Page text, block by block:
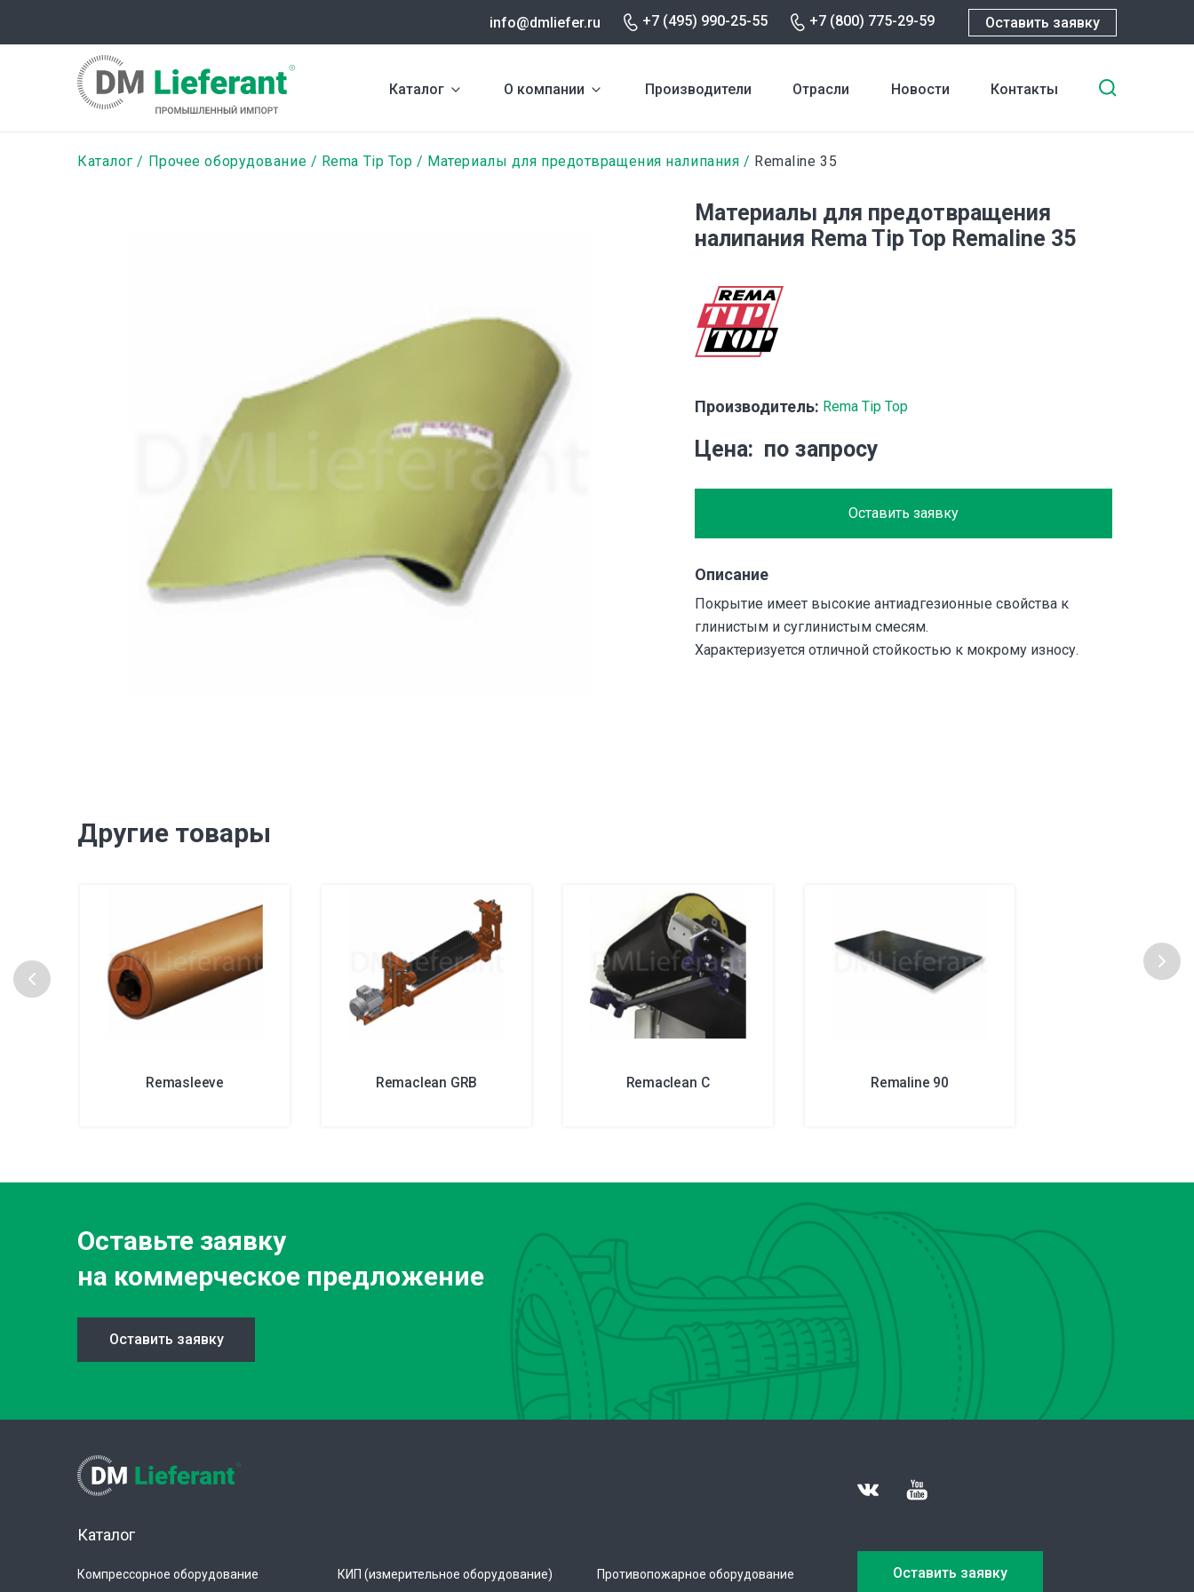
содержанию
info@dmliefer.ru +7 (495) 990-25-55 +7 (800) 775-29-59 Оставить заявку
Каталог О компании Производители Отрасли Новости Контакты
Строка
Каталог Прочее оборудование Rema Tip Top Материалы для предотвращения налипания Remaline 35
Материалы для предотвращения
налипания Rema Tip Top Remaline 35
Производитель: Rema Tip Top
Цена по запросу
Оставить заявку
Описание
Покрытие имеет высокие антиадгезионные свойства к
глинистым и суглинистым смесям.
Характеризуется отличной стойкостью к мокрому износу.
Другие товары
Remasleeve Remaclean GRB Remaclean С Remaline 90
Оставьте заявку
на коммерческое предложение
Оставить заявку
Каталог
Компрессорное оборудование
КИП (измерительное оборудование)
Противопожарное оборудование
Оставить заявку